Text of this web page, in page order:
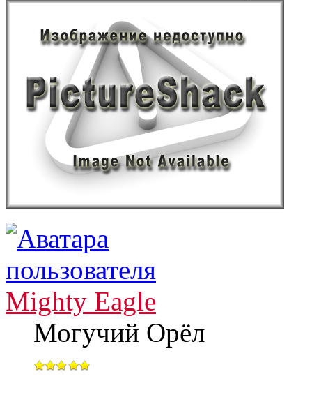
Mighty Eagle
Могучий Орёл